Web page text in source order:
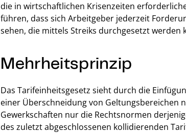
die in wirtschaftlichen Krisenzeiten
führen, dass sich Arbeitgeber jederzeit
sehen, die mittels Streiks durchgesetzt werden
Mehrheitsprinzip
Das Tarifeinheitsgesetz sieht durch die
einer Überschneidung von Geltungsbereichen
Gewerkschaften nur die Rechtsnormen
des zuletzt abgeschlossenen kollidierenden